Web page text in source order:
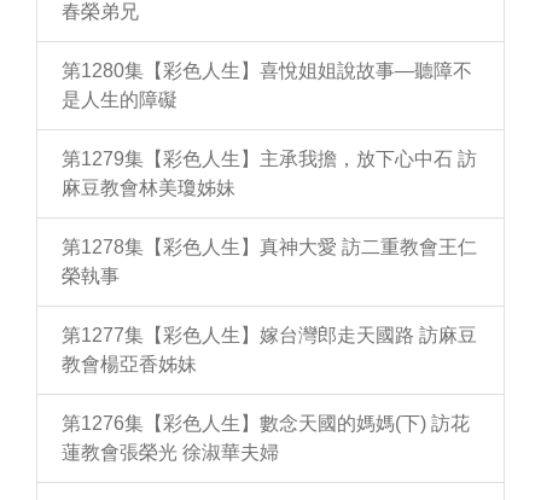
春榮弟兄
第1280集【彩色人生】喜悅姐姐說故事—聽障不
是人生的障礙
第1279集【彩色人生】主承我擔，放下心中石 訪
麻豆教會林美瓊姊妹
第1278集【彩色人生】真神大愛 訪二重教會王仁
榮執事
第1277集【彩色人生】嫁台灣郎走天國路 訪麻豆
教會楊亞香姊妹
第1276集【彩色人生】數念天國的媽媽(下) 訪花
蓮教會張榮光 徐淑華夫婦